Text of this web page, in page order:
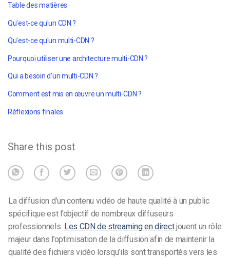
Table des matières
Qu'est-ce qu'un CDN ?
Qu'est-ce qu'un multi-CDN ?
Pourquoi utiliser une architecture multi-CDN ?
Qui a besoin d'un multi-CDN ?
Comment est mis en œuvre un multi-CDN ?
Réflexions finales
Share this post
La diffusion d’un contenu vidéo de haute qualité à un public
spécifique est l’objectif de nombreux diffuseurs
professionnels. Les CDN de streaming en directjouent un rôle
majeur dans l’optimisation de la diffusion afin de maintenir la
qualité des fichiers vidéo lorsqu’ils sont transportés vers les